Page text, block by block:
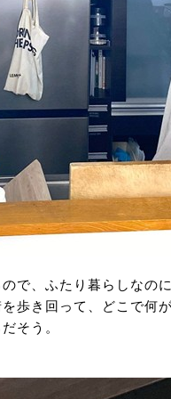
で、ふたり暮らしなの
歩き回って、どこで何
そう。